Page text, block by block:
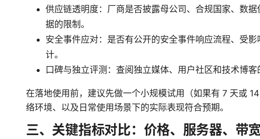
供应链透明度：厂商是否披露母公司、合规国家、数
据的限制。
安全事件应对：是否有公开的安全事件响应流程、受
计。
口碑与独立评测：查阅独立媒体、用户社区和技术博客
在落地使用前，建议先做一个小规模试用（如果有 7 天或
络环境、以及日常使用场景下的实际表现符合预期。
三、关键指标对比：价格、服务器、带